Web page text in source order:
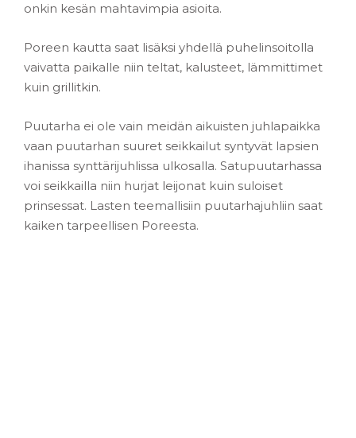
onkin kesän mahtavimpia asioita.
Poreen kautta saat lisäksi yhdellä puhelinsoitolla
vaivatta paikalle niin teltat, kalusteet, lämmittimet
kuin grillitkin.
Puutarha ei ole vain meidän aikuisten juhlapaikka
vaan puutarhan suuret seikkailut syntyvät lapsien
ihanissa synttärijuhlissa ulkosalla. Satupuutarhassa
voi seikkailla niin hurjat leijonat kuin suloiset
prinsessat. Lasten teemallisiin puutarhajuhliin saat
kaiken tarpeellisen Poreesta.